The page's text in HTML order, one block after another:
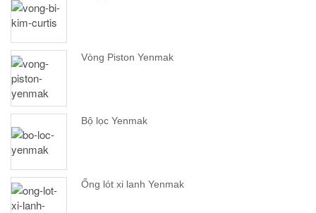
Vòng Piston Yenmak
Bộ lọc Yenmak
Ống lót xi lanh Yenmak